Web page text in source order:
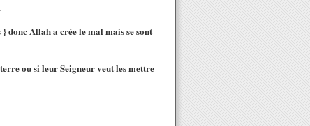
donc Allah a crée le mal mais se sont
ou si leur Seigneur veut les mettre